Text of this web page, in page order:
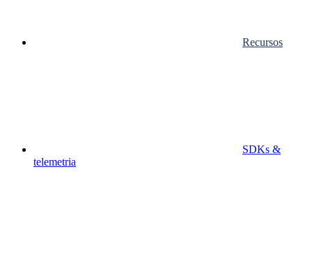
Recursos
SDKs &
telemetria